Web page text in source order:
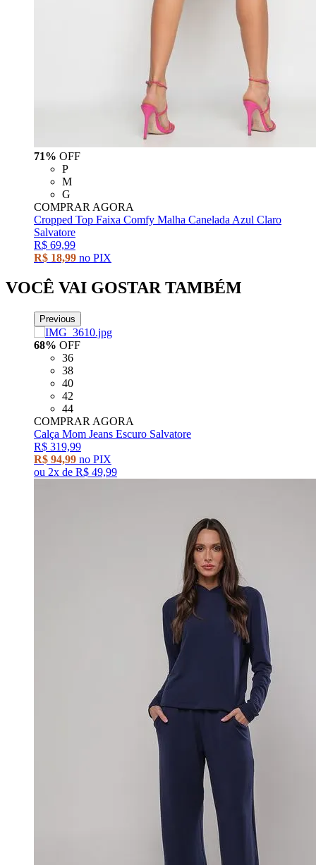
71% OFF
P
M
G
COMPRAR AGORA
Cropped Top Faixa Comfy Malha Canelada Azul Claro
Salvatore
R$ 69,99
R$ 18,99 no PIX
VOCÊ VAI GOSTAR TAMBÉM
Previous
68% OFF
36
38
40
42
44
COMPRAR AGORA
Calça Mom Jeans Escuro Salvatore
R$ 319,99
R$ 94,99 no PIX
ou 2x de R$ 49,99